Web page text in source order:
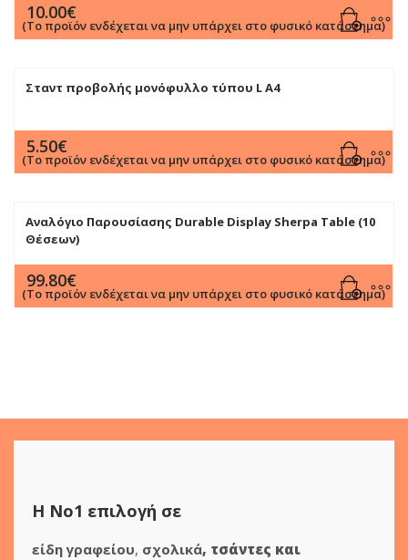
10.00€
(Το προϊόν ενδέχεται να μην υπάρχει στο φυσικό κατάστημα)
Σταντ προβολής μονόφυλλο τύπου L Α4
5.50€
(Το προϊόν ενδέχεται να μην υπάρχει στο φυσικό κατάστημα)
Αναλόγιο Παρουσίασης Durable Display Sherpa Table (10
Θέσεων)
99.80€
(Το προϊόν ενδέχεται να μην υπάρχει στο φυσικό κατάστημα)
Η Νο1 επιλογή σε
είδη γραφείου, σχολικά, τσάντες και